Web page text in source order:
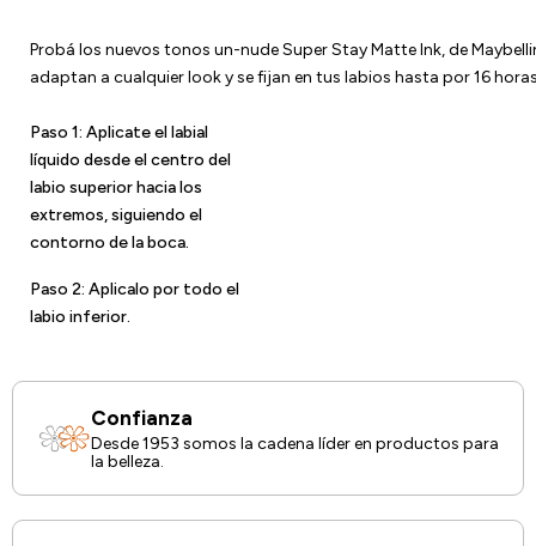
Probá los nuevos tonos un-nude Super Stay Matte Ink, de
adaptan a cualquier look y se fijan en tus labios hasta por 16
Paso 1: Aplicate el labial
líquido desde el centro del
labio superior hacia los
extremos, siguiendo el
contorno de la boca.
Paso 2: Aplicalo por todo el
labio inferior.
Confianza
Desde 1953 somos la cadena líder en productos para
la belleza.